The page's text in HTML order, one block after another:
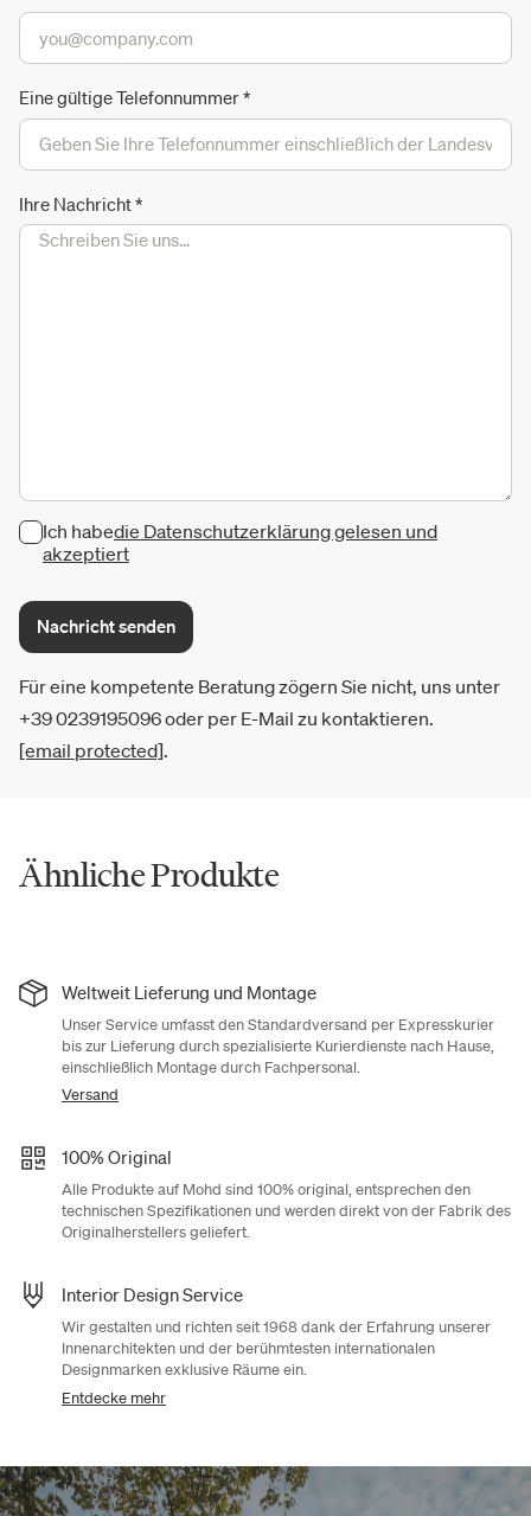
Eine gültige Telefonnummer*
Ihre Nachricht*
Ich habedie Datenschutzerklärung gelesen und
akzeptiert
Nachricht senden
Für eine kompetente Beratung zögern Sie nicht, uns unter
+39 0239195096 oder per E-Mail zu kontaktieren.
[email protected].
Ähnliche Produkte
Weltweit Lieferung und Montage
Unser Service umfasst den Standardversand per Expresskurier
bis zur Lieferung durch spezialisierte Kurierdienste nach Hause,
einschließlich Montage durch Fachpersonal.
Versand
100% Original
Alle Produkte auf Mohd sind 100% original, entsprechen den
technischen Spezifikationen und werden direkt von der Fabrik des
Originalherstellers geliefert.
Interior Design Service
Wir gestalten und richten seit 1968 dank der Erfahrung unserer
Innenarchitekten und der berühmtesten internationalen
Designmarken exklusive Räume ein.
Entdecke mehr